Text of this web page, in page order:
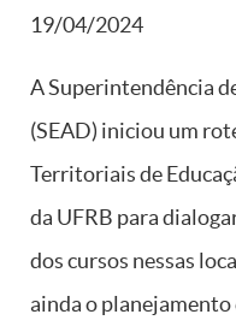
19/04/2024
A Superintendência
(SEAD) iniciou um
Territoriais de
da UFRB para
dos cursos nessas
ainda o